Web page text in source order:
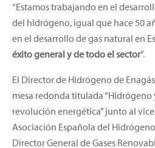
“Estamos trabajando en el
del hidrógeno, igual que hace 50
en el desarrollo de gas natural en
éxito general y de todo el sector”.
El Director de Hidrógeno de
mesa redonda titulada “Hidrógeno
revolución energética” junto al
Asociación Española del
Director General de Gases